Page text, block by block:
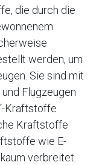
die durch die
werden, um
Sie sind mit
Flugzeugen
Kraftstoffe
Kraftstoffe
wie E-
verbreitet.